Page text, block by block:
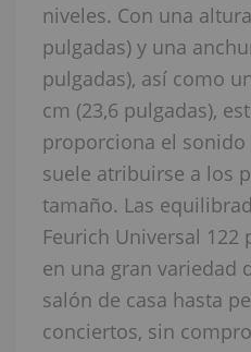
niveles. Con una
pulgadas) y una
pulgadas), así como
cm (23,6 pulgadas),
proporciona el
suele atribuirse a los
tamaño. Las
Feurich Universal
en una gran variedad
salón de casa hasta
conciertos, sin